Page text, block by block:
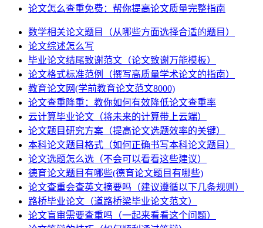
论文怎么查重免费：帮你提高论文质量完整指南
数学相关论文题目（从哪些方面选择合适的题目）
论文综述怎么写
毕业论文结尾致谢范文（论文致谢万能模板）
论文格式标准范例（撰写高质量学术论文的指南）
教育论文网(学前教育论文范文8000)
论文查重降重：教你如何有效降低论文查重率
云计算毕业论文（将未来的计算带上云端）
论文题目研究方案（提高论文选题效率的关键）
本科论文题目格式（如何正确书写本科论文题目）
论文选题怎么选（不会可以看看这些建议）
德育论文题目有哪些(德育论文题目有哪些)
论文查重会查英文摘要吗（建议遵循以下几条规则）
路桥毕业论文（道路桥梁毕业论文范文）
论文盲审需要查重吗（一起来看看这个问题）